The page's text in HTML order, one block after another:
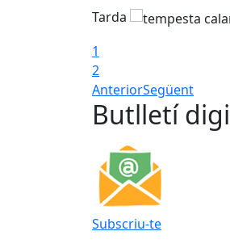
Tarda
1
2
AnteriorSegüent
Butlletí
Subscriu-te